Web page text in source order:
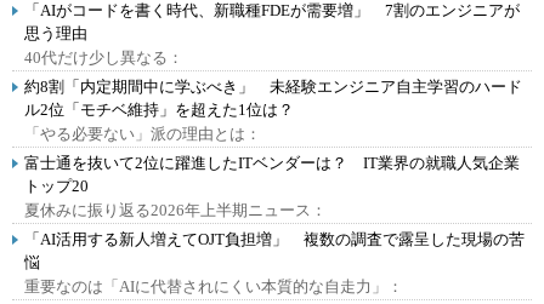
「AIがコードを書く時代、新職種FDEが需要増」 7割のエンジニアが
思う理由
40代だけ少し異なる：
約8割「内定期間中に学ぶべき」 未経験エンジニア自主学習のハード
ル2位「モチベ維持」を超えた1位は？
「やる必要ない」派の理由とは：
富士通を抜いて2位に躍進したITベンダーは？ IT業界の就職人気企業
トップ20
夏休みに振り返る2026年上半期ニュース：
「AI活用する新人増えてOJT負担増」 複数の調査で露呈した現場の苦
悩
重要なのは「AIに代替されにくい本質的な自走力」：